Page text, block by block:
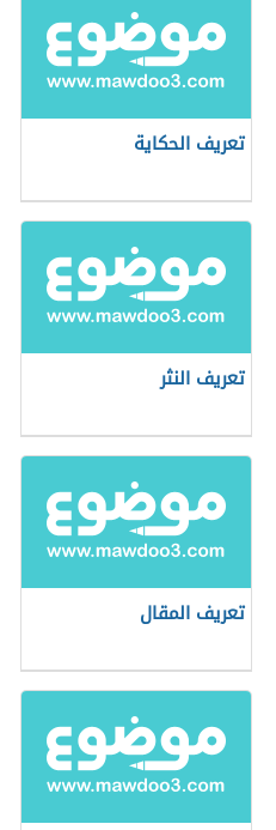
تعريف الحكاية
تعريف النثر
تعريف المقال